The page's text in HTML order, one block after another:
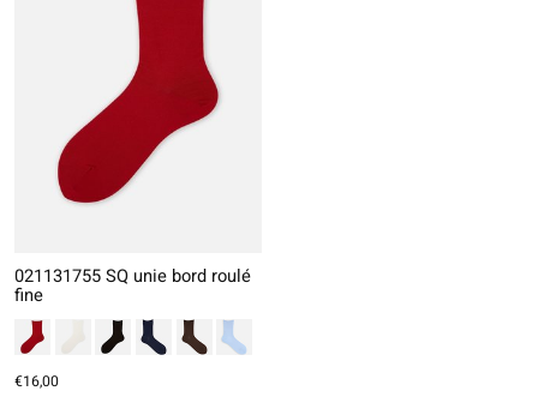
021131755 SQ unie bord roulé
fine
€16,00